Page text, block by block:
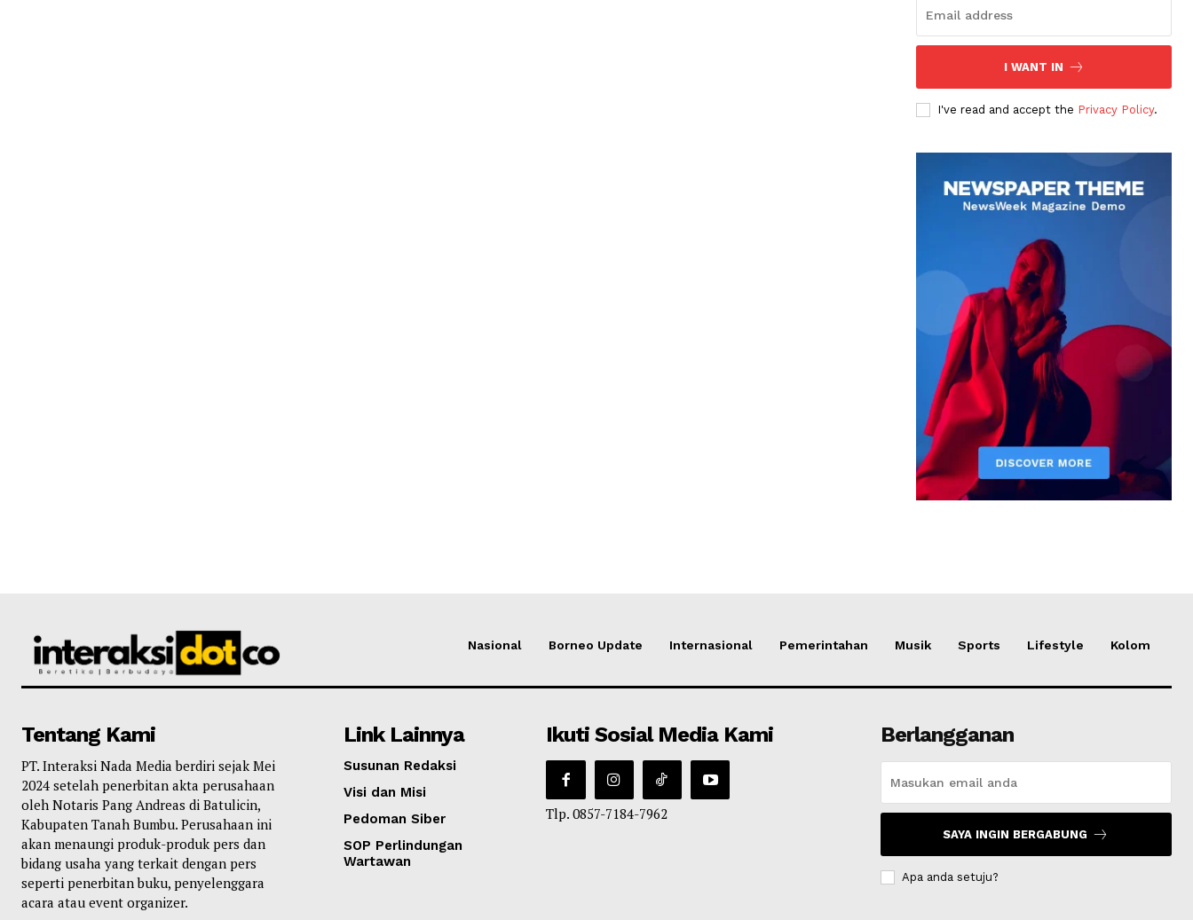
I WANT IN
I've read and accept the Privacy Policy.
Nasional Borneo Update Internasional Pemerintahan Musik Sports Lifestyle Kolom
Tentang Kami
PT. Interaksi Nada Media berdiri sejak Mei
2024 setelah penerbitan akta perusahaan
oleh Notaris Pang Andreas di Batulicin,
Kabupaten Tanah Bumbu. Perusahaan ini
akan menaungi produk-produk pers dan
bidang usaha yang terkait dengan pers
seperti penerbitan buku, penyelenggara
acara atau event organizer.
Link Lainnya
Susunan Redaksi
Visi dan Misi
Pedoman Siber
SOP Perlindungan
Wartawan
Ikuti Sosial Media Kami
Tlp. 0857-7184-7962
Berlangganan
SAYA INGIN BERGABUNG
Apa anda setuju?